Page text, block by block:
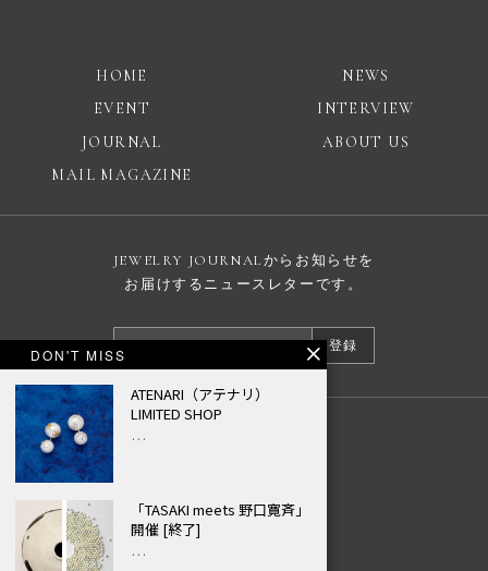
HOME
NEWS
EVENT
INTERVIEW
JOURNAL
ABOUT US
MAIL MAGAZINE
JEWELRY JOURNALからお知らせを
お届けするニュースレターです。
登録
© JEWELRY JOURNAL
DON'T MISS
ATENARI（アテナリ）
LIMITED SHOP
…
「TASAKI meets 野口寛斉」
開催 [終了]
…